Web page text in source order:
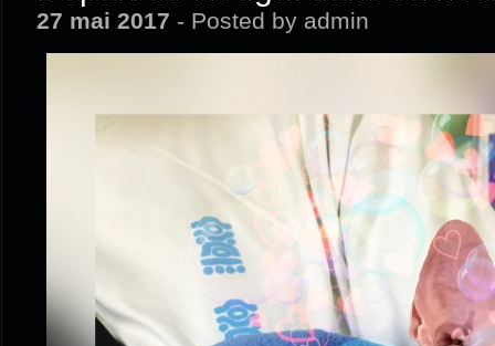
27 mai 2017 - Posted by admin